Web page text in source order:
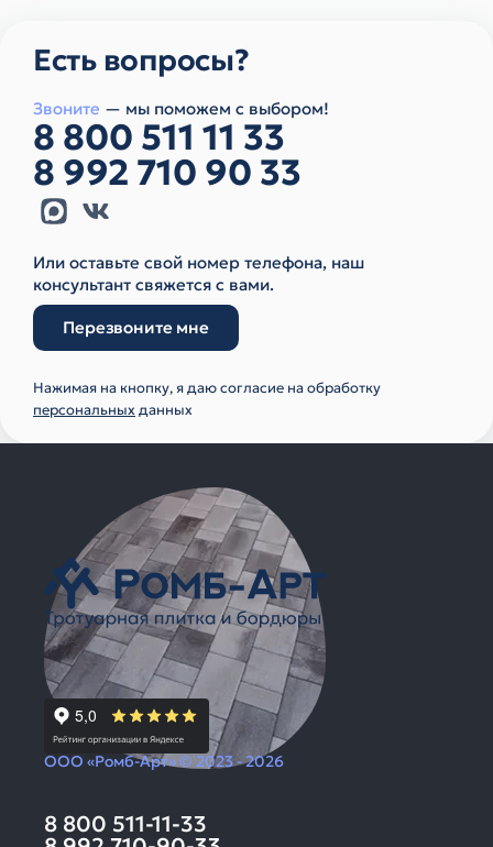
Есть вопросы?
Звоните — мы поможем с выбором!
8 800 511 11 33
8 992 710 90 33
Или оставьте свой номер телефона, наш
консультант свяжется с вами.
Перезвоните мне
Нажимая на кнопку, я даю согласие на обработку
персональныхданных
ООО «Ромб-Арт» © 2023 - 2026
8 800 511-11-33